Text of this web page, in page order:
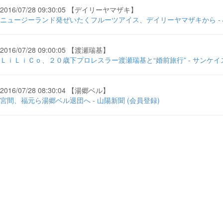
2016/07/28 09:30:05 【デイリーヤマザキ】
ニュージーランド発ぜいたくフルーツアイス、デイリーヤマザキから -
2016/07/28 09:00:05 【渡瀬瑞基】
ＬｉＬｉＣｏ、２０歳下プロレスラー渡瀬瑞基と“婚前旅行” - サンケイ
2016/07/28 08:30:04 【湯郷ベル】
宮間、福元ら湯郷ベル退団へ - 山陽新聞 (会員登録)